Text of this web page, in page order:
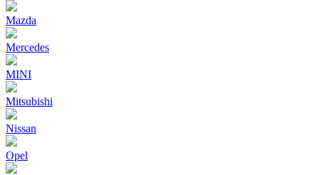
Mazda
Mercedes
MINI
Mitsubishi
Nissan
Opel